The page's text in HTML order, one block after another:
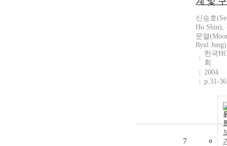
신승호
Ho Shin),
문열
Ryul Jung)
한국
회
2004
p.31-36
7